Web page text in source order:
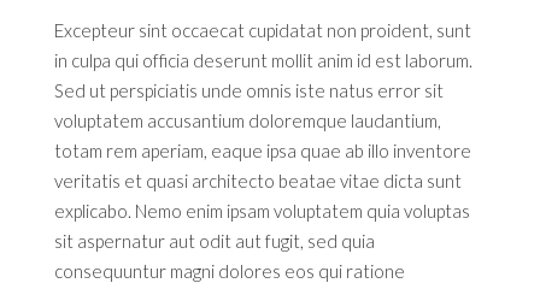
Excepteur sint occaecat cupidatat non proident, sunt
in culpa qui officia deserunt mollit anim id est laborum.
Sed ut perspiciatis unde omnis iste natus error sit
voluptatem accusantium doloremque laudantium,
totam rem aperiam, eaque ipsa quae ab illo inventore
veritatis et quasi architecto beatae vitae dicta sunt
explicabo. Nemo enim ipsam voluptatem quia voluptas
sit aspernatur aut odit aut fugit, sed quia
consequuntur magni dolores eos qui ratione